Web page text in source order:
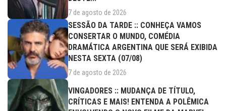
7 de agosto de 2026
SESSÃO DA TARDE :: CONHEÇA VAMOS
CONSERTAR O MUNDO, COMÉDIA
DRAMÁTICA ARGENTINA QUE SERÁ EXIBIDA
NESTA SEXTA (07/08)
7 de agosto de 2026
VINGADORES :: MUDANÇA DE TÍTULO,
CRÍTICAS E MAIS! ENTENDA A POLÊMICA